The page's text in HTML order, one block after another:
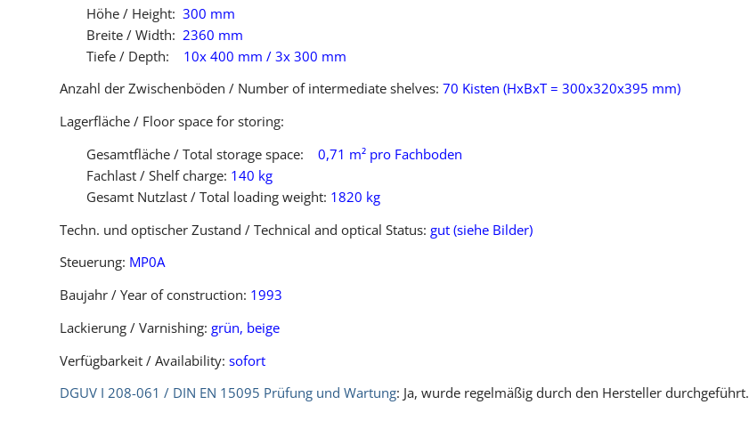
Höhe / Height: 300 mm
Breite / Width: 2360 mm
Tiefe / Depth: 10x 400 mm / 3x 300 mm
Anzahl der Zwischenböden / Number of intermediate shelves: 70 Kisten (HxBxT = 300x320x395 mm)
Lagerfläche / Floor space for storing:
Gesamtfläche / Total storage space: 0,71 m² pro Fachboden
Fachlast / Shelf charge: 140 kg
Gesamt Nutzlast / Total loading weight: 1820 kg
Techn. und optischer Zustand / Technical and optical Status: gut (siehe Bilder)
Steuerung: MP0A
Baujahr / Year of construction: 1993
Lackierung / Varnishing: grün, beige
Verfügbarkeit / Availability: sofort
DGUV I 208-061 / DIN EN 15095 Prüfung und Wartung: Ja, wurde regelmäßig durch den Hersteller durchgeführt.